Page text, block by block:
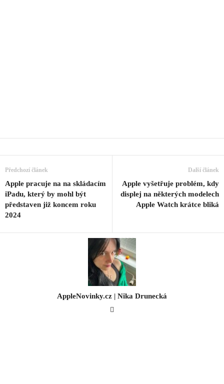
Předchozí článek
Apple pracuje na na skládacím
iPadu, který by mohl být
představen již koncem roku
2024
Další článek
Apple vyšetřuje problém, kdy
displej na některých modelech
Apple Watch krátce bliká
AppleNovinky.cz | Nika Drunecká